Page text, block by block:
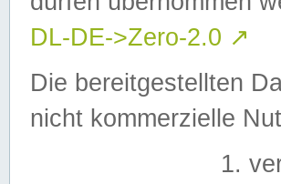
DL-DE->Zero-2.0 ↗
Die bereitgestellten
nicht kommerzielle